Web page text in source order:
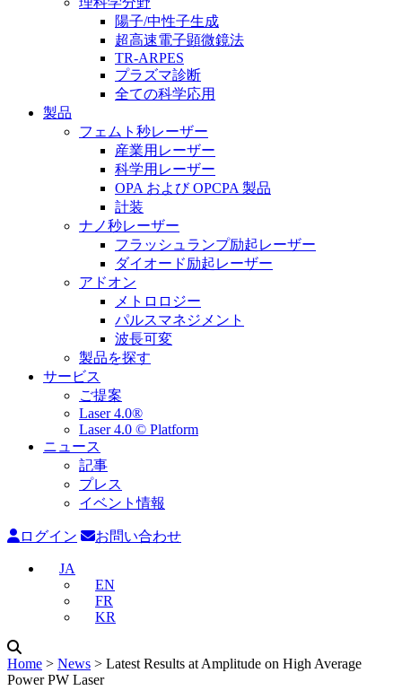
陽子/中性子生成
超高速電子顕微鏡法
TR-ARPES
プラズマ診断
全ての科学応用
製品
フェムト秒レーザー
産業用レーザー
科学用レーザー
OPA および OPCPA 製品
計装
ナノ秒レーザー
フラッシュランプ励起レーザー
ダイオード励起レーザー
アドオン
メトロロジー
パルスマネジメント
波長可変
製品を探す
サービス
ご提案
Laser 4.0®
Laser 4.0 © Platform
ニュース
記事
プレス
イベント情報
ログイン お問い合わせ
JA
EN
FR
KR
Home ˃ News ˃ Latest Results at Amplitude on High Average
Power PW Laser